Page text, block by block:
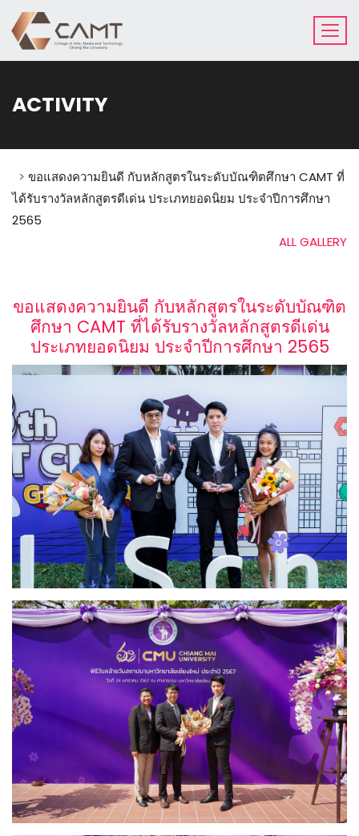
ACTIVITY
> ขอแสดงความยินดี กับหลักสูตรในระดับบัณฑิตศึกษา CAMT ที่
ได้รับรางวัลหลักสูตรดีเด่น ประเภทยอดนิยม ประจำปีการศึกษา
2565
ALL GALLERY
ขอแสดงความยินดี กับหลักสูตรในระดับบัณฑิต
ศึกษา CAMT ที่ได้รับรางวัลหลักสูตรดีเด่น
ประเภทยอดนิยม ประจำปีการศึกษา 2565